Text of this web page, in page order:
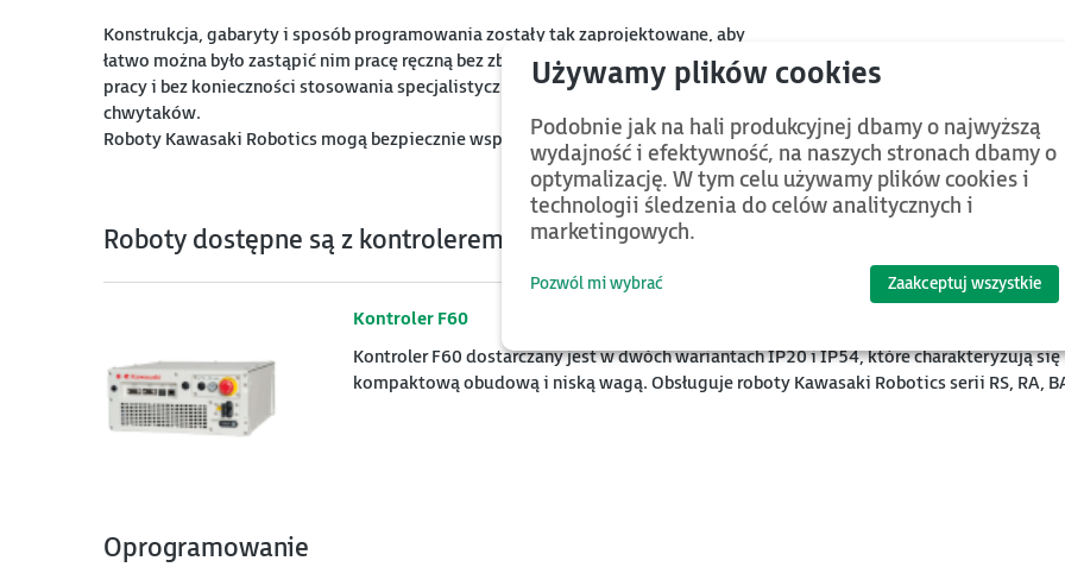
Konstrukcja, gabaryty i sposób programowania zostały tak zaprojektowane, aby
łatwo można było zastąpić nim pracę ręczną bez zbędnych modyfikacji stanowiska
pracy i bez konieczności stosowania specjalistycznych uchwytów, narzędzi i
chwytaków.
Roboty Kawasaki Robotics mogą bezpiecznie współpracować z ludźmi.
Roboty dostępne są z kontrolerem
Kontroler F60
Kontroler F60 dostarczany jest w dwóch wariantach IP20 i IP54, które charakteryzują się
kompaktową obudową i niską wagą. Obsługuje roboty Kawasaki Robotics serii RS, RA,
Oprogramowanie
Podobnie jak na hali produkcyjnej dbamy o najwyższą
wydajność i efektywność, na naszych stronach dbamy o
optymalizację. W tym celu używamy plików cookies i
technologii śledzenia do celów analitycznych i
marketingowych.
Pozwól mi wybrać Zaakceptuj wszystkie